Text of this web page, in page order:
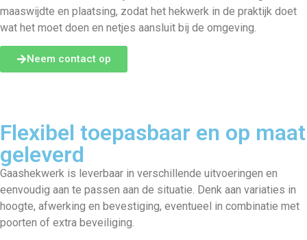
maaswijdte en plaatsing, zodat het hekwerk in de praktijk doet
wat het moet doen en netjes aansluit bij de omgeving.
Neem contact op
Flexibel toepasbaar en op maat
geleverd
Gaashekwerk is leverbaar in verschillende uitvoeringen en
eenvoudig aan te passen aan de situatie. Denk aan variaties in
hoogte, afwerking en bevestiging, eventueel in combinatie met
poorten of extra beveiliging.